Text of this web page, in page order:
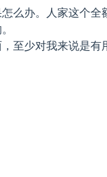
么办。人家这个
至少对我来说是有